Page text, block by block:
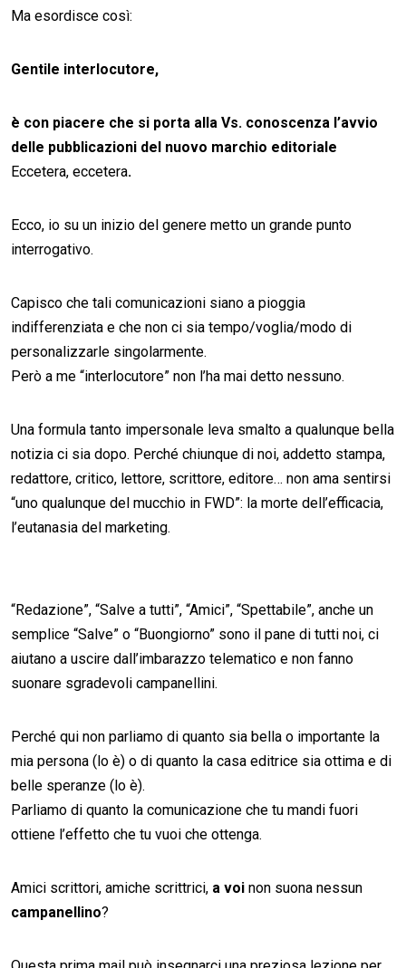
Ma esordisce così:
Gentile interlocutore,
è con piacere che si porta alla Vs. conoscenza l’avvio
delle pubblicazioni del nuovo marchio editoriale
Eccetera, eccetera.
Ecco, io su un inizio del genere metto un grande punto
interrogativo.
Capisco che tali comunicazioni siano a pioggia
indifferenziata e che non ci sia tempo/voglia/modo di
personalizzarle singolarmente.
Però a me “interlocutore” non l’ha mai detto nessuno.
Una formula tanto impersonale leva smalto a qualunque bella
notizia ci sia dopo. Perché chiunque di noi, addetto stampa,
redattore, critico, lettore, scrittore, editore… non ama sentirsi
“uno qualunque del mucchio in FWD”: la morte dell’efficacia,
l’eutanasia del marketing.
“Redazione”, “Salve a tutti”, “Amici”, “Spettabile”, anche un
semplice “Salve” o “Buongiorno” sono il pane di tutti noi, ci
aiutano a uscire dall’imbarazzo telematico e non fanno
suonare sgradevoli campanellini.
Perché qui non parliamo di quanto sia bella o importante la
mia persona (lo è) o di quanto la casa editrice sia ottima e di
belle speranze (lo è).
Parliamo di quanto la comunicazione che tu mandi fuori
ottiene l’effetto che tu vuoi che ottenga.
Amici scrittori, amiche scrittrici, a voi non suona nessun
campanellino?